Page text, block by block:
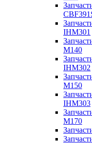
IHM301
M140
IHM302
M150
IHM303
M170